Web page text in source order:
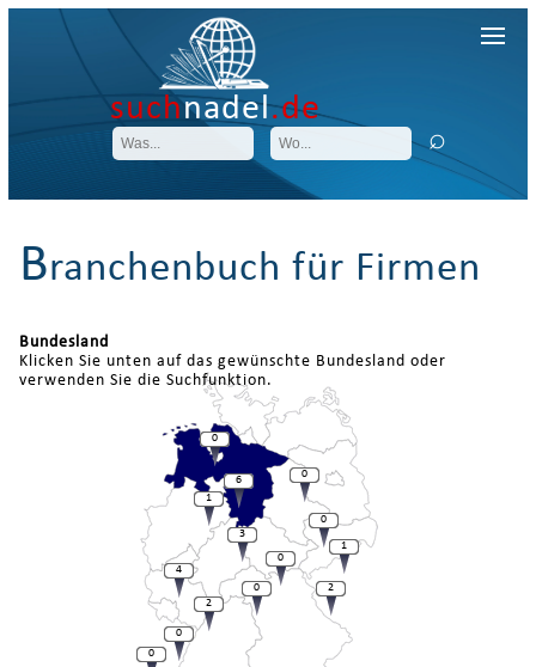
suchnadel.de
Branchenbuch für Firmen
Bundesland
Klicken Sie unten auf das gewünschte Bundesland oder
verwenden Sie die Suchfunktion.
2
1
4
0
0
0
6
0
1
3
0
2
0
0